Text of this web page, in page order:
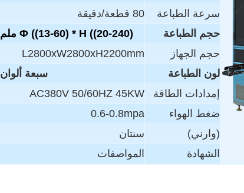
سرعة الطباعة
80 قطعة/دقيقة
حجم الطباعة
Φ ((13-60) * H ((20-240) ملم
حجم الجهاز
L2800xW2800xH2200mm
لون الطباعة
سبعة ألوان
إمدادات الطاقة
AC380V 50/60HZ 45KW
ضغط الهواء
0.6-0.8mpa
(وارني)
سنتان
الشهادة
المواصفات